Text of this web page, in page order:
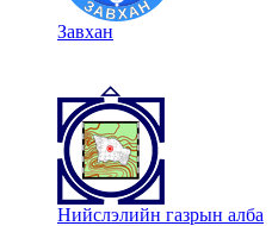
Завхан
Нийслэлийн газрын алба